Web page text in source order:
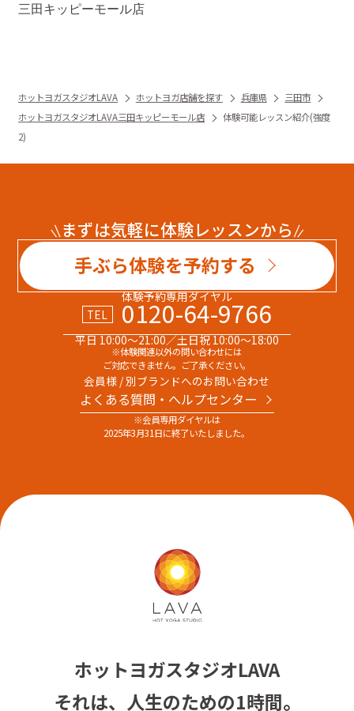
三田キッピーモール店
ホットヨガスタジオLAVA ホットヨガ店舗を探す 兵庫県
三田市
ホットヨガスタジオLAVA三田キッピーモール店
体験可能レッスン紹介(強度
2)
まずは気軽に体験レッスンから
手ぶら体験を予約する
体験予約専用ダイヤル
TEL
0120-64-9766
平日 10:00～21:00／土日祝 10:00～18:00
※体験関連以外の問い合わせには
ご対応できません。ご了承ください。
会員様 / 別ブランドへのお問い合わせ
よくある質問・へルプセンター
※会員専用ダイヤルは
2025年3月31日に終了いたしました。
ホットヨガスタジオLAVA
それは、人生のための1時間。